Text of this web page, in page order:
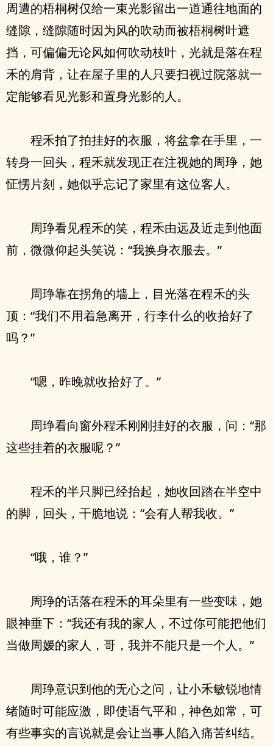
周遭的梧桐树仅给一束光影留出一道通往地面的
缝隙，缝隙随时因为风的吹动而被梧桐树叶遮
挡，可偏偏无论风如何吹动枝叶，光就是落在程
禾的肩背，让在屋子里的人只要扫视过院落就一
定能够看见光影和置身光影的人。
程禾拍了拍挂好的衣服，将盆拿在手里，一
转身一回头，程禾就发现正在注视她的周琤，她
怔愣片刻，她似乎忘记了家里有这位客人。
周琤看见程禾的笑，程禾由远及近走到他面
前，微微仰起头笑说：“我换身衣服去。”
周琤靠在拐角的墙上，目光落在程禾的头
顶：“我们不用着急离开，行李什么的收拾好了
吗？”
“嗯，昨晚就收拾好了。”
周琤看向窗外程禾刚刚挂好的衣服，问：“那
这些挂着的衣服呢？”
程禾的半只脚已经抬起，她收回踏在半空中
的脚，回头，干脆地说：“会有人帮我收。”
“哦，谁？”
周琤的话落在程禾的耳朵里有一些变味，她
眼神垂下：“我还有我的家人，不过你可能把他们
当做周嫒的家人，哥，我并不能只是一个人。”
周琤意识到他的无心之问，让小禾敏锐地情
绪随时可能应激，即使语气平和，神色如常，可
有些事实的言说就是会让当事人陷入痛苦纠结。